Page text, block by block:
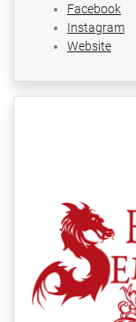
Facebook
Instagram
Website